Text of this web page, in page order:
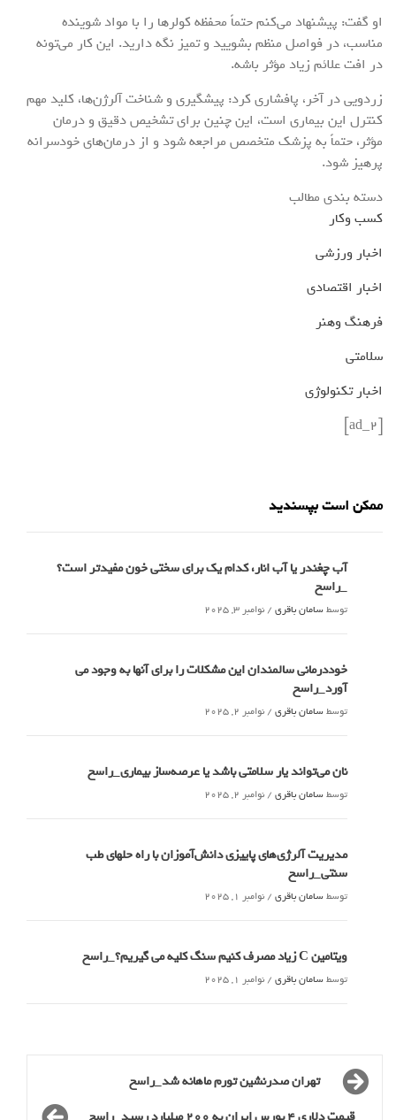
او گفت: پیشنهاد می‌کنم حتماً محفظه کولرها را با مواد شوینده
مناسب، در فواصل منظم بشویید و تمیز نگه دارید. این کار می‌تونه
در افت علائم زیاد مؤثر باشه.
زردویی در آخر، پافشاری کرد: پیشگیری و شناخت آلرژن‌ها، کلید مهم
کنترل این بیماری است، این چنین برای تشخیص دقیق و درمان
مؤثر، حتماً به پزشک متخصص مراجعه شود و از درمان‌های خودسرانه
پرهیز شود.
دسته بندی مطالب
کسب وکار
اخبار ورزشی
اخبار اقتصادی
فرهنگ وهنر
سلامتی
اخبار تکنولوژی
[ad_2]
ممکن است بپسندید
آب چغندر یا آب انار، کدام‌ یک برای سختی خون مفیدتر است؟
_راسخ
توسطسامان باقری / نوامبر 3, 2025
خوددرمانی سالمندان این مشکلات را برای آنها به وجود می
آورد_راسخ
توسطسامان باقری / نوامبر 2, 2025
نان می‌تواند یار سلامتی باشد یا عرصه‌ساز بیماری_راسخ
توسطسامان باقری / نوامبر 2, 2025
مدیریت آلرژی‌های پاییزی دانش‌آموزان با راه حلهای طب
سنتی_راسخ
توسطسامان باقری / نوامبر 1, 2025
ویتامین C زیاد مصرف کنیم سنگ کلیه می گیریم؟_راسخ
توسطسامان باقری / نوامبر 1, 2025
تهران صدرنشین تورم ماهانه شد_راسخ